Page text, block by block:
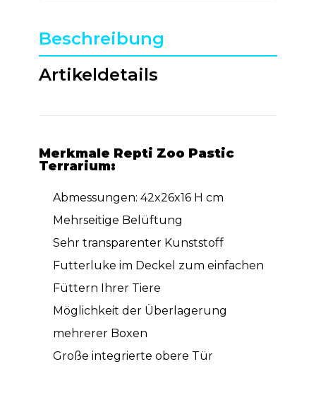
Beschreibung
Artikeldetails
Merkmale Repti Zoo Pastic
Terrarium:
Abmessungen: 42x26x16 H cm
Mehrseitige Belüftung
Sehr transparenter Kunststoff
Futterluke im Deckel zum einfachen
Füttern Ihrer Tiere
Möglichkeit der Überlagerung
mehrerer Boxen
Große integrierte obere Tür